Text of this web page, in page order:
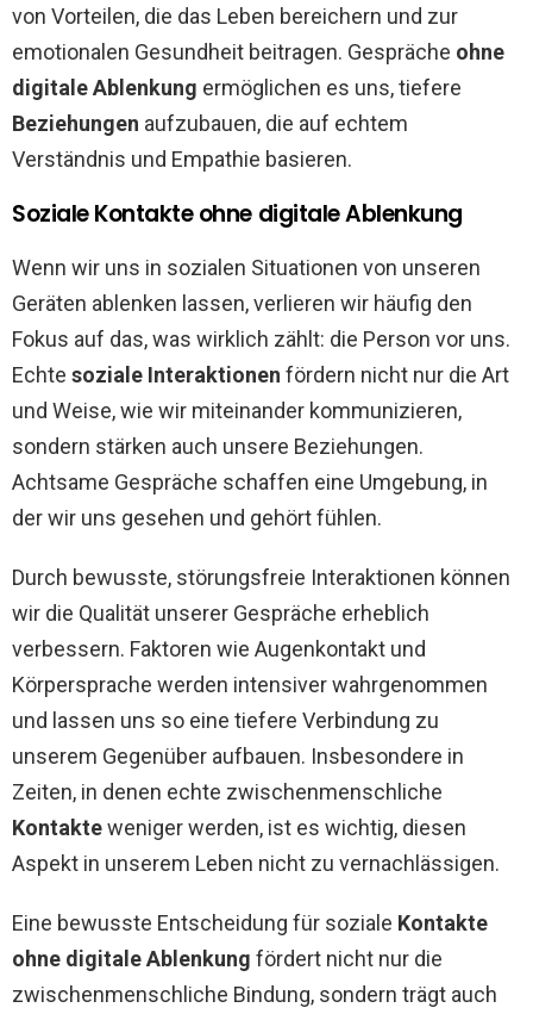
von Vorteilen, die das Leben bereichern und zur
emotionalen Gesundheit beitragen. Gespräche ohne
digitale Ablenkung ermöglichen es uns, tiefere
Beziehungen aufzubauen, die auf echtem
Verständnis und Empathie basieren.
Soziale Kontakte ohne digitale Ablenkung
Wenn wir uns in sozialen Situationen von unseren
Geräten ablenken lassen, verlieren wir häufig den
Fokus auf das, was wirklich zählt: die Person vor uns.
Echte soziale Interaktionen fördern nicht nur die Art
und Weise, wie wir miteinander kommunizieren,
sondern stärken auch unsere Beziehungen.
Achtsame Gespräche schaffen eine Umgebung, in
der wir uns gesehen und gehört fühlen.
Durch bewusste, störungsfreie Interaktionen können
wir die Qualität unserer Gespräche erheblich
verbessern. Faktoren wie Augenkontakt und
Körpersprache werden intensiver wahrgenommen
und lassen uns so eine tiefere Verbindung zu
unserem Gegenüber aufbauen. Insbesondere in
Zeiten, in denen echte zwischenmenschliche
Kontakteweniger werden, ist es wichtig, diesen
Aspekt in unserem Leben nicht zu vernachlässigen.
Eine bewusste Entscheidung für soziale Kontakte
ohne digitale Ablenkung fördert nicht nur die
zwischenmenschliche Bindung, sondern trägt auch